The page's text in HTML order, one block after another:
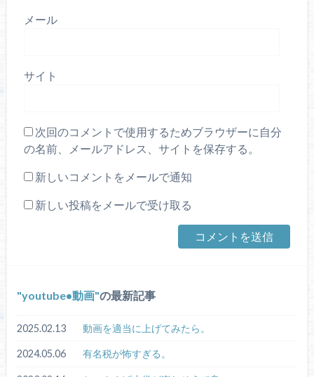
メール
サイト
次回のコメントで使用するためブラウザーに自分
の名前、メールアドレス、サイトを保存する。
新しいコメントをメールで通知
新しい投稿をメールで受け取る
youtube•動画 の最新記事
2025.02.13 動画を適当に上げてみたら。
2024.05.06 有名税が怖すぎる。